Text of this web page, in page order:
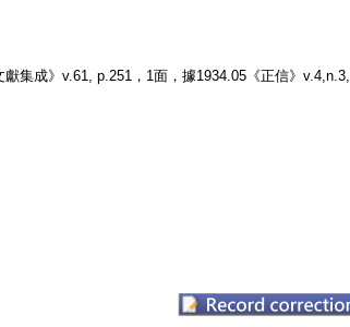
集成》v.61, p.251，1面，據1934.05《正信》v.4,n.3,